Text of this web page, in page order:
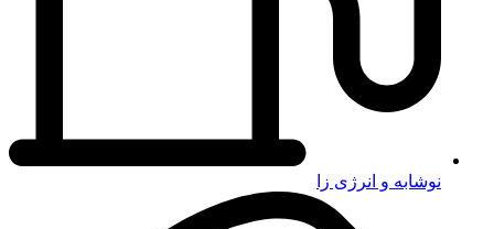
نوشابه و انرژی زا